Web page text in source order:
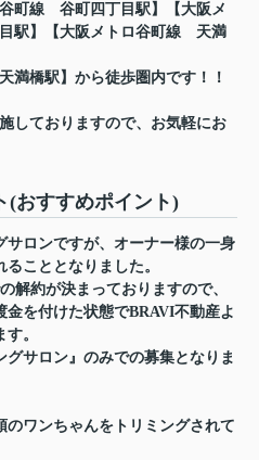
町線 谷町四丁目駅】【大阪メ
駅】【大阪メトロ谷町線 天満
】から徒歩圏内です！！
しておりますので、お気軽にお
(おすすめポイント)
サロンですが、オーナー様の一身
こととなりました。
解約が決まっておりますので、
を付けた状態でBRAVI不動産よ
。
サロン』のみでの募集となりま
のワンちゃんをトリミングされて